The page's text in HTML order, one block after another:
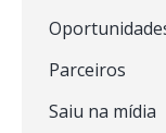
Parceiros
Saiu na mídia